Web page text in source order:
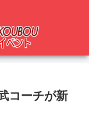
コーチが新